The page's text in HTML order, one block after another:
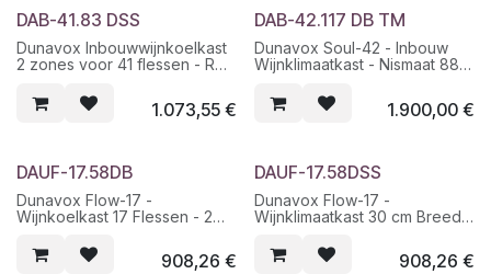
DAB-41.83 DSS
Dunavox Inbouwwijnkoelkast
2 zones voor 41 flessen - RVS
1.073,55€
DAB-42.117 DB TM
Dunavox Soul-42 - Inbouw
Wijnklimaatkast - Nismaat 88-
1.900,00€
DAUF-17.58DB
Dunavox Flow-17 -
Wijnkoelkast 17 Flessen - 2
vrijstaand
908,26 €
DAUF-17.58DSS
Dunavox Flow-17 -
Wijnklimaatkast 30 cm Breed -
908,26 €